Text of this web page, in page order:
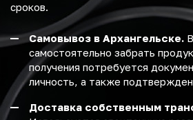
сроков.
Самовывоз в Архангельске.
самостоятельно забрать
получения потребуется
личность, а также
Доставка собственным